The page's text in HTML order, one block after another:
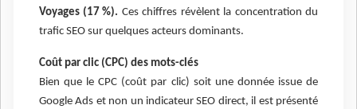
Voyages (17 %). Ces chiffres révèlent la concentration du
trafic SEO sur quelques acteurs dominants.
Coût par clic (CPC) des mots-clés
Bien que le CPC (coût par clic) soit une donnée issue de
Google Ads et non un indicateur SEO direct, il est présenté